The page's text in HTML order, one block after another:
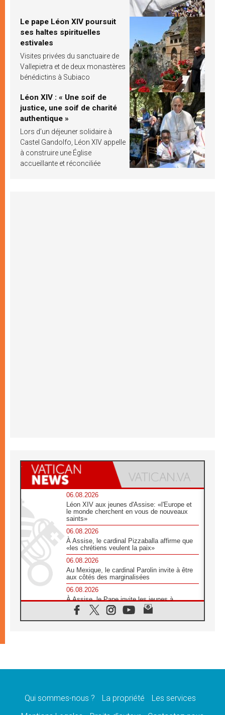
Le pape Léon XIV poursuit
ses haltes spirituelles
estivales
Visites privées du sanctuaire de
Vallepietra et de deux monastères
bénédictins à Subiaco
Léon XIV : « Une soif de
justice, une soif de charité
authentique »
Lors d’un déjeuner solidaire à
Castel Gandolfo, Léon XIV appelle
à construire une Église
accueillante et réconciliée
06.08.2026
Léon XIV aux jeunes d'Assise: «l'Europe et
le monde cherchent en vous de nouveaux
saints»
06.08.2026
À Assise, le cardinal Pizzaballa affirme que
«les chrétiens veulent la paix»
06.08.2026
Au Mexique, le cardinal Parolin invite à être
aux côtés des marginalisées
06.08.2026
À Assise, le Pape invite les jeunes à
«construire la civilisation de l'amour»
05.08.2026
d'entendre ceux qui bénissent la guerre»
Qui sommes-nous ? La propriété
Les services